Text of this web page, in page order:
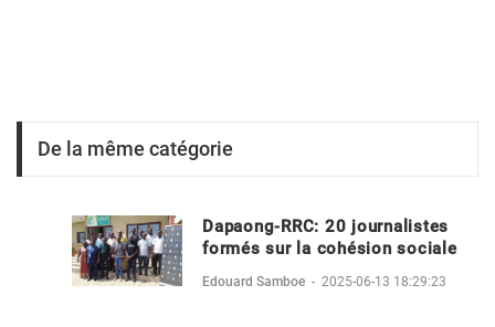
De la même catégorie
Dapaong-RRC: 20 journalistes
formés sur la cohésion sociale
Edouard Samboe - 2025-06-13 18:29:23